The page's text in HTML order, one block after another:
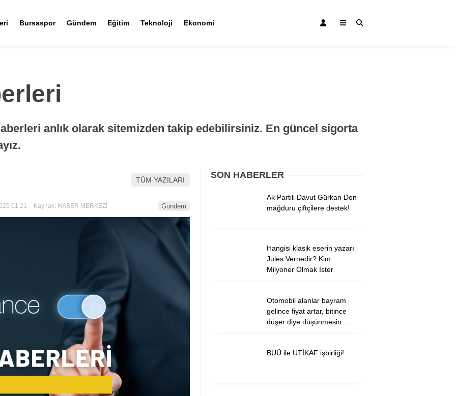
Bursa Haberleri
Teknoloji
Bursaspor Gündem Eğitim Teknoloji Ekonomi
anlık olarak sitemizden takip edebilirsiniz. En güncel sigorta
TÜM YAZILARI
01:21 Kaynak: HABER MERKEZİ Gündem
SON HABERLER
Ak Partili Davut Gürkan Don
mağduru çiftçilere destek!
Hangisi klasik eserin yazarı
Jules Vernedir? Kim
Milyoner Olmak İster
Otomobil alanlar bayram
gelince fiyat artar, bitince
düşer diye düşünmesin…
BUÜ ile UTİKAF işbirliği!